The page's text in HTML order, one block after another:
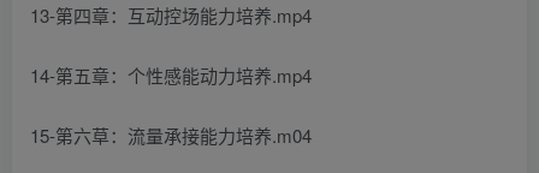
13-第四章：互动控场能力培养.mp4
14-第五章：个性感能动力培养.mp4
15-第六草：流量承接能力培养.m04